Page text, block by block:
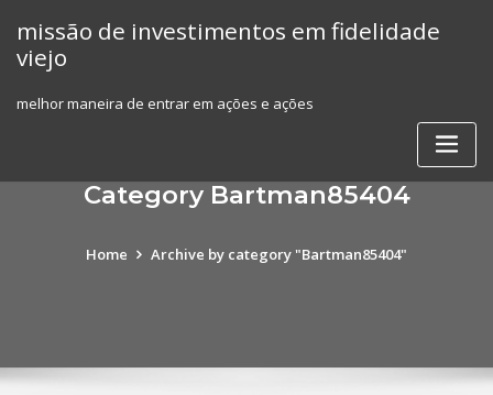
content
missão de investimentos em fidelidade
viejo
melhor maneira de entrar em ações e ações
Category Bartman85404
Home Archive by category "Bartman85404"